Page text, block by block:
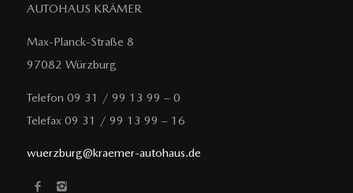
AUTOHAUS KRÄMER
Max-Planck-Straße 8
97082 Würzburg
Telefon 09 31 / 99 13 99 – 0
Telefax 09 31 / 99 13 99 – 16
wuerzburg@kraemer-autohaus.de